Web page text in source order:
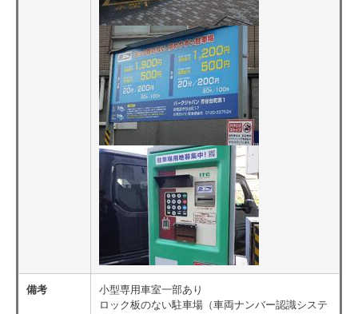
備考
小型専用車室一部あり
ロック板のない駐車場（車両ナンバー認識システ